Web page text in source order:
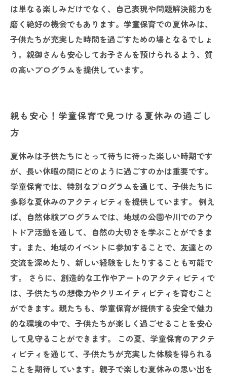
は単なる楽しみだけでなく、自己表現や問題解決能力を
磨く絶好の機会でもあります。学童保育での夏休みは、
子供たちが充実した時間を過ごすための場となるでしょ
う。親御さんも安心してお子さんを預けられるよう、質
の高いプログラムを提供しています。
親も安心！学童保育で見つける夏休みの過ごし
方
夏休みは子供たちにとって待ちに待った楽しい時期です
が、長い休暇の間にどのように過ごすのかは重要です。
学童保育では、特別なプログラムを通じて、子供たちに
多彩な夏休みのアクティビティを提供しています。 例え
ば、自然体験プログラムでは、地域の公園や川でのアウ
トドア活動を通して、自然の大切さを学ぶことができま
す。また、地域のイベントに参加することで、友達との
交流を深めたり、新しい経験をしたりすることも可能で
す。 さらに、創造的な工作やアートのアクティビティで
は、子供たちの想像力やクリエイティビティを育むこと
ができます。親たちも、学童保育が提供する安全で魅力
的な環境の中で、子供たちが楽しく過ごせることを安心
して見守ることができます。 この夏、学童保育のアクテ
ィビティを通じて、子供たちが充実した体験を得られる
ことを期待しています。親子で楽しむ夏休みの思い出を